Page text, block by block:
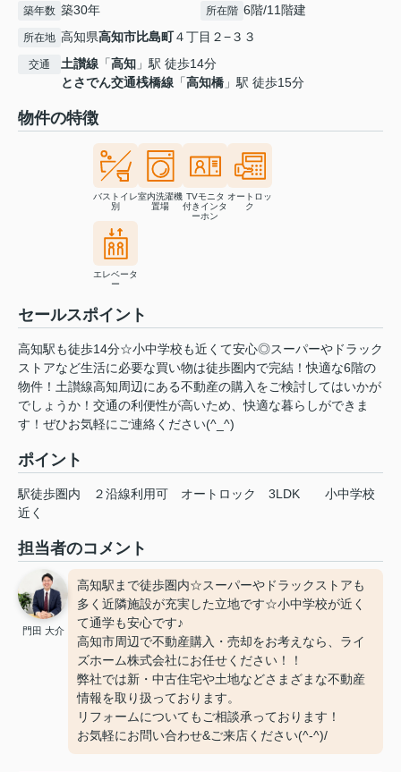
築年数 築30年 所在階 6階/11階建
所在地 高知県高知市比島町４丁目２−３３
交通 土讃線 「高知 」駅 徒歩14分
とさでん交通桟橋線 「高知橋 」駅 徒歩15分
物件の特徴
バストイレ
別
室内洗濯機
置場
TVモニタ
付きインタ
ーホン
オートロッ
ク
エレベータ
ー
セールスポイント
高知駅も徒歩14分☆小中学校も近くて安心◎スーパーやドラック
ストアなど生活に必要な買い物は徒歩圏内で完結！快適な6階の
物件！土讃線高知周辺にある不動産の購入をご検討してはいかが
でしょうか！交通の利便性が高いため、快適な暮らしができま
す！ぜひお気軽にご連絡ください(^_^)
ポイント
駅徒歩圏内 ２沿線利用可 オートロック 3LDK
小中学校
近く
担当者のコメント
門田 大介
高知駅まで徒歩圏内☆スーパーやドラックストアも
多く近隣施設が充実した立地です☆小中学校が近く
て通学も安心です♪
高知市周辺で不動産購入・売却をお考えなら、ライ
ズホーム株式会社にお任せください！！
弊社では新・中古住宅や土地などさまざまな不動産
情報を取り扱っております。
リフォームについてもご相談承っております！
お気軽にお問い合わせ&ご来店ください‍(^-^)/